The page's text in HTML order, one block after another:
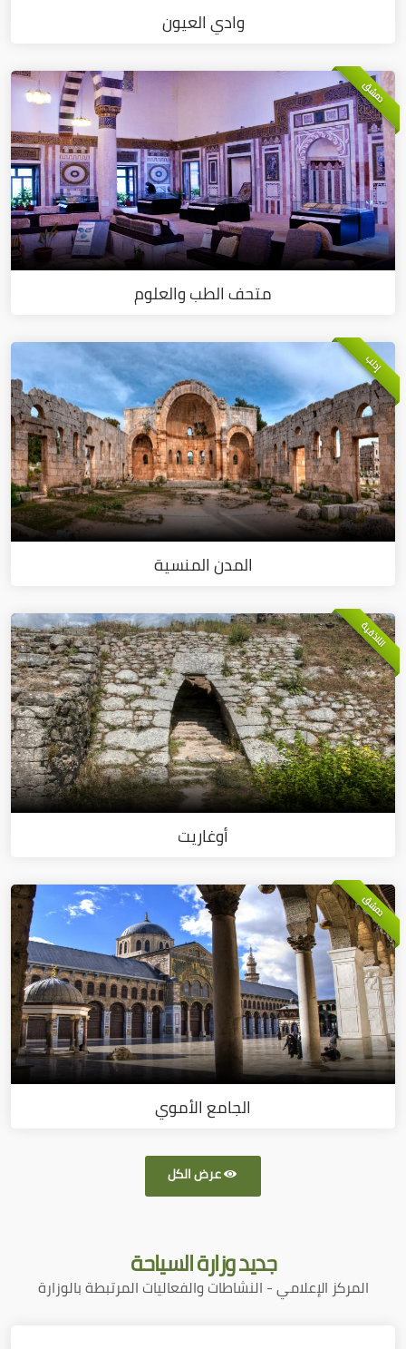
وادي العيون
دمشق
متحف الطب والعلوم
إدلب
المدن المنسية
اللاذقية
أوغاريت
دمشق
الجامع الأموي
عرض الكل
جديدوزارة السياحة
المركز الإعلامي - النشاطات والفعاليات المرتبطة بالوزارة